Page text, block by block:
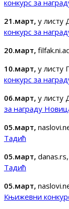
конкурс за
21.март, у листу
конкурс за
20.март,
10.март, у листу
конкурс за
06.март, у листу
за награду
05.март,
Тадић
05.март, danas.rs,
Тадић
05.март,
Књижевни